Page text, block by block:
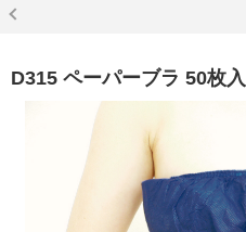
D315 ペーパーブラ 50枚入